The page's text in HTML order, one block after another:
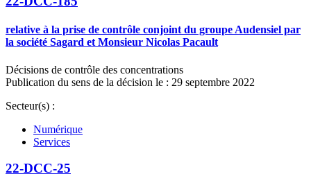
relative à la prise de contrôle conjoint du groupe Audensiel par
la société Sagard et Monsieur Nicolas Pacault
Décisions de contrôle des concentrations
Publication du sens de la décision le : 29 septembre 2022
Secteur(s) :
Numérique
Services
22-DCC-25